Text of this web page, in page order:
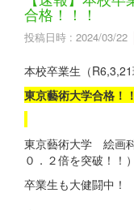
合格！！！
投稿日時 : 2024/03/22
本校卒業生（
東京藝術大学合格！
東京藝術大学 絵画
０．２倍を突破！！）
卒業生も大健闘中！